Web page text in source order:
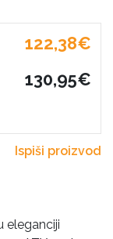
122,38€
130,95€
Ispiši proizvod
eleganciji